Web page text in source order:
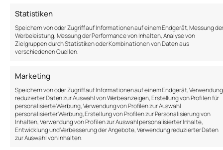
Statistiken
Speichern von oder Zugriff auf Informationen auf einem Endgerät, Messung
Werbeleistung, Messung der Performance von Inhalten, Analyse von
Zielgruppen durch Statistiken oder Kombinationen von Daten aus
verschiedenen Quellen.
Marketing
Speichern von oder Zugriff auf Informationen auf einem Endgerät, Verwendung
reduzierter Daten zur Auswahl von Werbeanzeigen, Erstellung von Profilen für
personalisierte Werbung, Verwendung von Profilen zur Auswahl
personalisierter Werbung, Erstellung von Profilen zur Personalisierung von
Inhalten, Verwendung von Profilen zur Auswahl personalisierter Inhalte,
Entwicklung und Verbesserung der Angebote, Verwendung reduzierter Daten
zur Auswahl von Inhalten.
Potenziale zu entdecken.
Innovation, Motivation und Optimierung entstehen,
wenn du Menschen befragst und beteiligst, die mit
dem Vorhaben zu tun haben werden. Eine mögliche
Dumb Questions Meeting. Man kommt zusammen,
um alle dummen Fragen zu stellen, die einem
einfallen. In so einem Meeting sind alle dummen
Fragen willkommen.
Mehr dazu in diesem TED Business Podcast mit
Dave Raggio: